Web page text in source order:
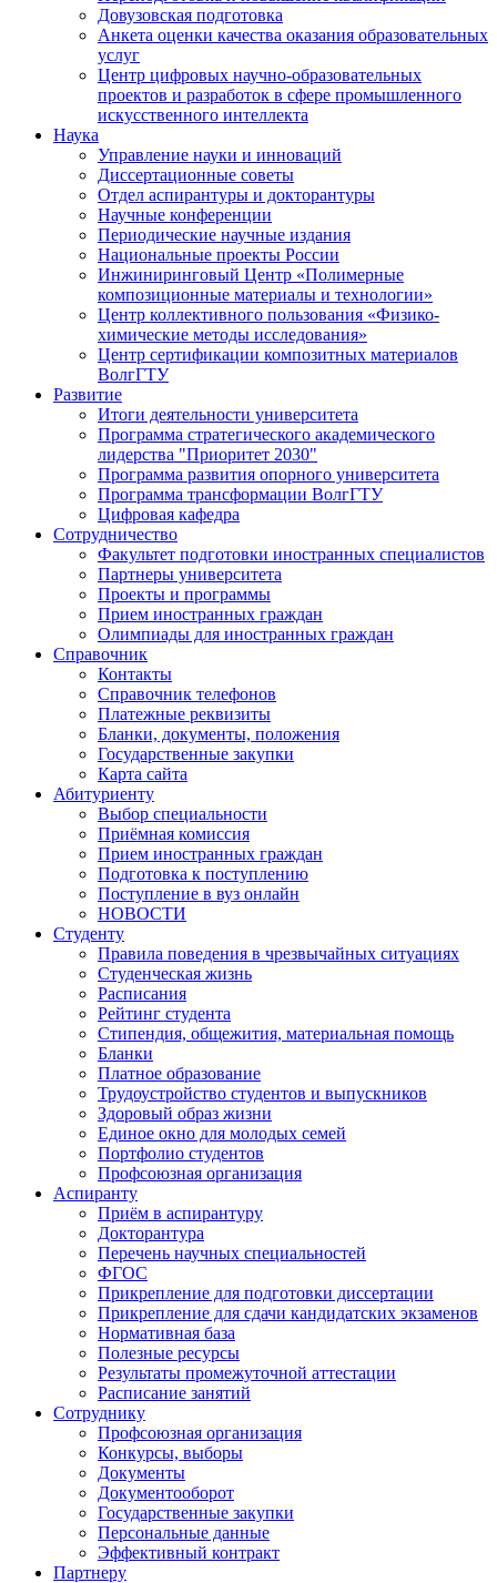
Довузовская подготовка
Анкета оценки качества оказания образовательных
услуг
Центр цифровых научно-образовательных
проектов и разработок в сфере промышленного
искусственного интеллекта
Наука
Управление науки и инноваций
Диссертационные советы
Отдел аспирантуры и докторантуры
Научные конференции
Периодические научные издания
Национальные проекты России
Инжиниринговый Центр «Полимерные
композиционные материалы и технологии»
Центр коллективного пользования «Физико-
химические методы исследования»
Центр сертификации композитных материалов
ВолгГТУ
Развитие
Итоги деятельности университета
Программа стратегического академического
лидерства "Приоритет 2030"
Программа развития опорного университета
Программа трансформации ВолгГТУ
Цифровая кафедра
Сотрудничество
Факультет подготовки иностранных специалистов
Партнеры университета
Проекты и программы
Прием иностранных граждан
Олимпиады для иностранных граждан
Справочник
Контакты
Справочник телефонов
Платежные реквизиты
Бланки, документы, положения
Государственные закупки
Карта сайта
Абитуриенту
Выбор специальности
Приёмная комиссия
Прием иностранных граждан
Подготовка к поступлению
Поступление в вуз онлайн
НОВОСТИ
Студенту
Правила поведения в чрезвычайных ситуациях
Студенческая жизнь
Расписания
Рейтинг студента
Стипендия, общежития, материальная помощь
Бланки
Платное образование
Трудоустройство студентов и выпускников
Здоровый образ жизни
Единое окно для молодых семей
Портфолио студентов
Профсоюзная организация
Аспиранту
Приём в аспирантуру
Докторантура
Перечень научных специальностей
ФГОС
Прикрепление для подготовки диссертации
Прикрепление для сдачи кандидатских экзаменов
Нормативная база
Полезные ресурсы
Результаты промежуточной аттестации
Расписание занятий
Сотруднику
Профсоюзная организация
Конкурсы, выборы
Документы
Документооборот
Государственные закупки
Персональные данные
Эффективный контракт
Партнеру